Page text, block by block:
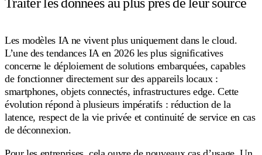
Les modèles IA ne vivent plus uniquement dans le cloud.
L’une des tendances IA en 2026 les plus significatives
concerne le déploiement de solutions embarquées, capables
de fonctionner directement sur des appareils locaux :
smartphones, objets connectés, infrastructures edge. Cette
évolution répond à plusieurs impératifs : réduction de la
latence, respect de la vie privée et continuité de service en cas
de déconnexion.